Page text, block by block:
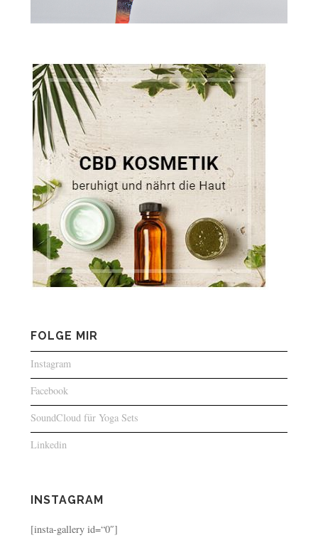
FOLGE MIR
Instagram
Facebook
SoundCloud für Yoga Sets
Linkedin
INSTAGRAM
[insta-gallery id=“0″]